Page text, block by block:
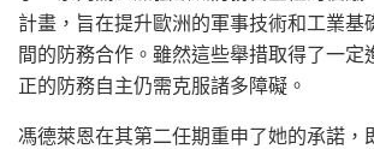
計畫，旨在提升歐洲的軍事技術和工業基
間的防務合作。雖然這些舉措取得了一定
正的防務自主仍需克服諸多障礙。
馮德萊恩在其第二任期重申了她的承諾，